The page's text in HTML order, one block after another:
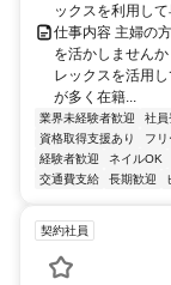
ックスを利用し
仕事内容 主婦の
を活かしません
レックスを活用
が多く在籍...
業界未経験者歓迎 社員
資格取得支援あり
フ
経験者歓迎
ネイルOK
交通費支給
長期歓迎
契約社員